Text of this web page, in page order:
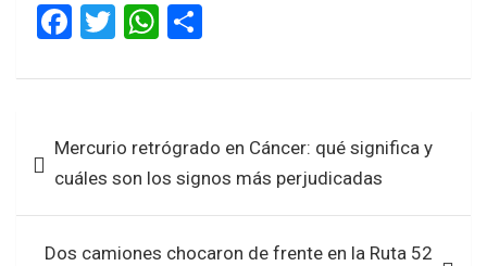
F
ce
o
o
k
T
tt
W
at
A
p
p
ar
de Mercurio retrógrado en Cáncer: qué significa y
cuáles son los signos más perjudicadas
Dos camiones chocaron de frente en la Ruta 52